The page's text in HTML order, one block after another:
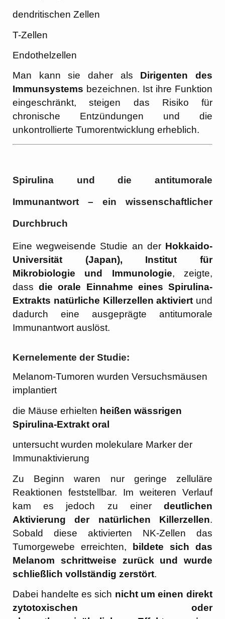
dendritischen Zellen
T-Zellen
Endothelzellen
Man kann sie daher als Dirigenten des
Immunsystems bezeichnen. Ist ihre Funktion
eingeschränkt, steigen das Risiko für
chronische Entzündungen und die
unkontrollierte Tumorentwicklung erheblich.
Spirulina und die antitumorale
Immunantwort – ein wissenschaftlicher
Durchbruch
Eine wegweisende Studie an der Hokkaido-
Universität (Japan), Institut für
Mikrobiologie und Immunologie, zeigte,
dassdie orale Einnahme eines Spirulina-
Extrakts natürliche Killerzellen aktiviert und
dadurch eine ausgeprägte antitumorale
Immunantwort auslöst.
Kernelemente der Studie:
Melanom-Tumoren wurden Versuchsmäusen
implantiert
die Mäuse erhielten heißen wässrigen
Spirulina-Extrakt oral
untersucht wurden molekulare Marker der
Immunaktivierung
Zu Beginn waren nur geringe zelluläre
Reaktionen feststellbar. Im weiteren Verlauf
kam es jedoch zu einer deutlichen
Aktivierung der natürlichen Killerzellen.
Sobald diese aktivierten NK-Zellen das
Tumorgewebe erreichten, bildete sich das
Melanom schrittweise zurück und wurde
schließlich vollständig zerstört.
Dabei handelte es sich nicht um einen direkt
zytotoxischen oder